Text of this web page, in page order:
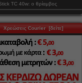
TC 40w: ο θρίαμβος
Χρεώσεις Courier [δείτε]